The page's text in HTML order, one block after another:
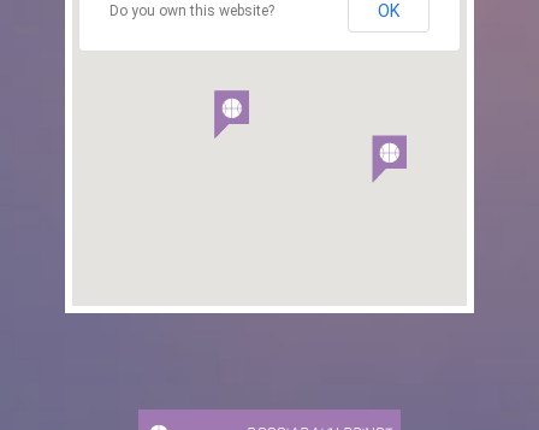
Do you own this website? OK